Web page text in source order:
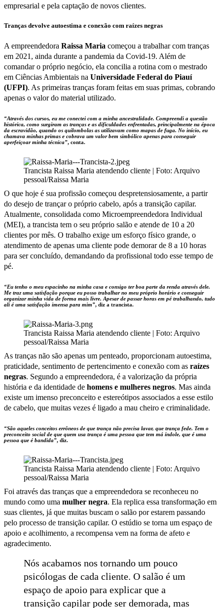
empresarial e pela captação de novos clientes.
Tranças devolve autoestima e conexão com raízes negras
A empreendedora Raissa Maria começou a trabalhar com tranças
em 2021, ainda durante a pandemia da Covid-19. Além de
comandar o próprio negócio, ela concilia a rotina com o mestrado
em Ciências Ambientais na Universidade Federal do Piauí
(UFPI). As primeiras tranças foram feitas em suas primas, cobrando
apenas o valor do material utilizado.
“Através dos cursos, eu me conectei com a minha ancestralidade. Compreendi a questão
histórica, como surgiram as tranças e as dificuldades enfrentadas, principalmente na época
da escravidão, quando os quilombolas as utilizavam como mapas de fuga. No início, eu
chamava minhas primas e cobrava um valor bem simbólico apenas para conseguir
aperfeiçoar minha técnica”, conta.
Trancista Raissa Maria atendendo cliente | Foto: Arquivo
pessoal/Raissa Maria
O que hoje é sua profissão começou despretensiosamente, a partir
do desejo de trançar o próprio cabelo, após a transição capilar.
Atualmente, consolidada como Microempreendedora Individual
(MEI), a trancista tem o seu próprio salão e atende de 10 a 20
clientes por mês. O trabalho exige um esforço físico grande, o
atendimento de apenas uma cliente pode demorar de 8 a 10 horas
para ser concluído, demandando da profissional todo esse tempo de
pé.
“Eu tenho o meu espacinho na minha casa e consigo ter boa parte da renda através dele.
Me traz uma satisfação porque eu posso trabalhar no meu próprio horário e conseguir
organizar minha vida de forma mais livre. Apesar de passar horas em pé trabalhando, tudo
ali é uma satisfação imensa para mim”, diz a trancista.
Trancista Raissa Maria atendendo cliente | Foto: Arquivo
pessoal/Raissa Maria
As tranças não são apenas um penteado, proporcionam autoestima,
praticidade, sentimento de pertencimento e conexão com as raízes
negras. Segundo a empreendedora, é a valorização da própria
história e da identidade de homens e mulheres negros. Mas ainda
existe um imenso preconceito e estereótipos associados a esse estilo
de cabelo, que muitas vezes é ligado a mau cheiro e criminalidade.
“São aqueles conceitos errôneos de que trança não precisa lavar, que trança fede. Tem o
preconceito social de que quem usa trança é uma pessoa que tem má índole, que é uma
pessoa que é bandida”, diz.
Trancista Raissa Maria atendendo cliente | Foto: Arquivo
pessoal/Raissa Maria
Foi através das tranças que a empreendedora se reconheceu no
mundo como uma mulher negra. Ela replica essa transformação em
suas clientes, já que muitas buscam o salão por estarem passando
pelo processo de transição capilar. O estúdio se torna um espaço de
apoio e acolhimento, a recompensa vem na forma de afeto e
agradecimento.
Nós acabamos nos tornando um pouco
psicólogas de cada cliente. O salão é um
espaço de apoio para explicar que a
transição capilar pode ser demorada, mas